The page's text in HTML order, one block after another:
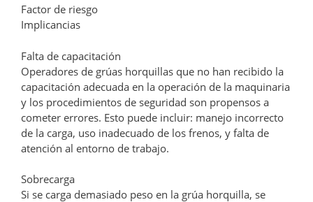
Factor de riesgo
Implicancias
Falta de capacitación
Operadores de grúas horquillas que no han recibido la
capacitación adecuada en la operación de la maquinaria
y los procedimientos de seguridad son propensos a
cometer errores. Esto puede incluir: manejo incorrecto
de la carga, uso inadecuado de los frenos, y falta de
atención al entorno de trabajo.
Sobrecarga
Si se carga demasiado peso en la grúa horquilla, se